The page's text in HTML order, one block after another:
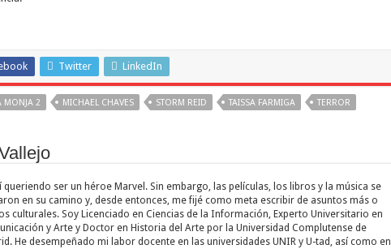
Twitter LinkedIn
MONJA 2 MICHAEL CHAVES STORM REID TAISSA FARMIGA TERROR
queriendo ser un héroe Marvel. Sin embargo, las películas, los libros y la música se
en su camino y, desde entonces, me fijé como meta escribir de asuntos más o
culturales. Soy Licenciado en Ciencias de la Información, Experto Universitario en
y Arte y Doctor en Historia del Arte por la Universidad Complutense de
He desempeñado mi labor docente en las universidades UNIR y U-tad, así como en